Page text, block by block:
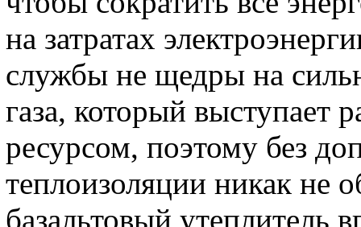
на затратах
службы не щедры на
газа, который выступает
ресурсом, поэтому без
теплоизоляции никак не
базальтовый утеплитель